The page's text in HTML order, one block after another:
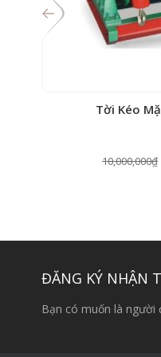
Tời Kéo
10,000,000₫
ĐĂNG KÝ NHẬN
Bạn có muốn là người